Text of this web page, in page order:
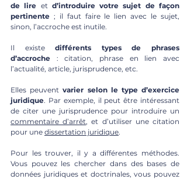
de lire et d’introduire votre sujet de façon
pertinente ; il faut faire le lien avec le sujet,
sinon, l’accroche est inutile.
Il existe différents types de phrases
d’accroche : citation, phrase en lien avec
l’actualité, article, jurisprudence, etc.
Elles peuvent varier selon le type d’exercice
juridique. Par exemple, il peut être intéressant
commentaire d’arrêt, et d’utiliser une citation
pour une dissertation juridique.
Pour les trouver, il y a différentes méthodes.
Vous pouvez les chercher dans des bases de
données juridiques et doctrinales, vous pouvez